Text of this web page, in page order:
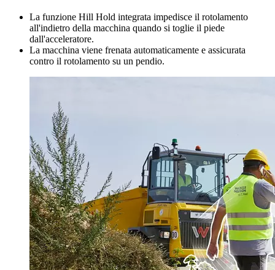
La funzione Hill Hold integrata impedisce il rotolamento
all'indietro della macchina quando si toglie il piede
dall'acceleratore.
La macchina viene frenata automaticamente e assicurata
contro il rotolamento su un pendio.